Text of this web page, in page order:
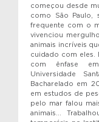
começou desde
como São Paulo,
frequente com o
vivenciou
animais incríveis
cuidado com eles.
com ênfase
Universidade
Bacharelado em
em estudos de
pelo mar falou
animais…